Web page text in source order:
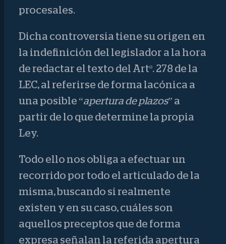
procesales.
Dicha controversia tiene su origen en
la indefinición del legislador a la hora
de redactar el texto del Artº. 278 de la
LEC, al referirse de forma lacónica a
una posible “apertura de plazos” a
partir de lo que determine la propia
Ley.
Todo ello nos obliga a efectuar un
recorrido por todo el articulado de la
misma, buscando si realmente
existen y en su caso, cuáles son
aquellos preceptos que de forma
expresa señalan la referida apertura